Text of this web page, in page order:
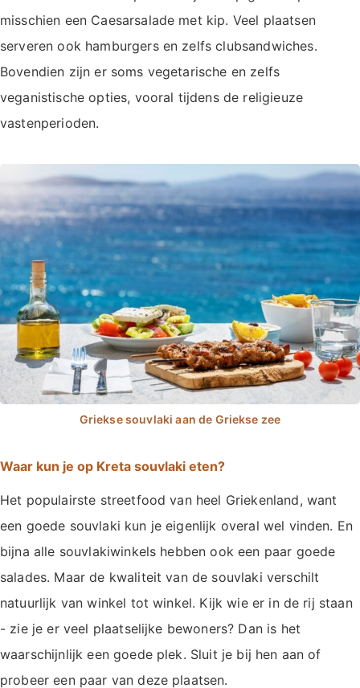
misschien een Caesarsalade met kip. Veel plaatsen
serveren ook hamburgers en zelfs clubsandwiches.
Bovendien zijn er soms vegetarische en zelfs
veganistische opties, vooral tijdens de religieuze
vastenperioden.
Waar kun je op Kreta souvlaki eten?
Het populairste streetfood van heel Griekenland, want
een goede souvlaki kun je eigenlijk overal wel vinden. En
bijna alle souvlakiwinkels hebben ook een paar goede
salades. Maar de kwaliteit van de souvlaki verschilt
natuurlijk van winkel tot winkel. Kijk wie er in de rij staan
- zie je er veel plaatselijke bewoners? Dan is het
waarschijnlijk een goede plek. Sluit je bij hen aan of
probeer een paar van deze plaatsen.